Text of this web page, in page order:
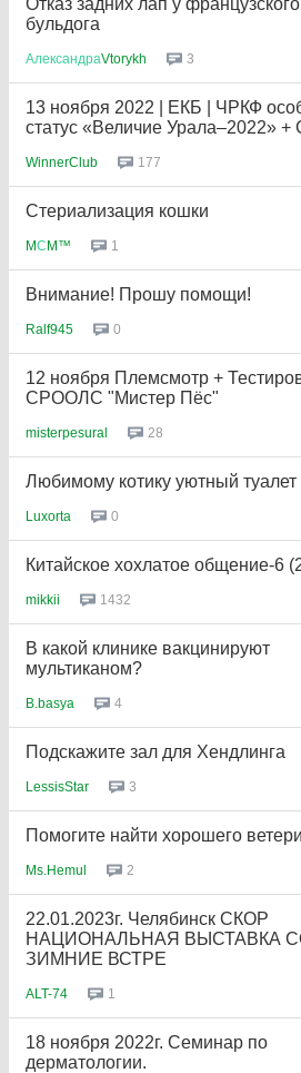
Отказ задних лап у французского
бульдога
АлександраVtorykh 3
13 ноября 2022 | ЕКБ | ЧРКФ
статус «Величие Урала–2022»
WinnerClub 177
Стериализация кошки
MС M™ 1
Внимание! Прошу помощи!
Ralf945 0
12 ноября Племсмотр +
СРООЛС "Мистер Пёс"
misterpesural 28
Любимому котику уютный туалет
Luxorta 0
Китайское хохлатое общение-6
mikkii 1432
В какой клинике вакцинируют
мультиканом?
B.basya 4
Подскажите зал для Хендлинга
LessisStar 3
Помогите найти хорошего
Ms.Hemul 2
22.01.2023г. Челябинск СКОР
НАЦИОНАЛЬНАЯ ВЫСТАВКА
ЗИМНИЕ ВСТРЕ
ALT-74 1
18 ноября 2022г. Семинар по
дерматологии.